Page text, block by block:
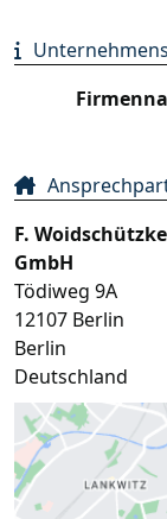
F.
GmbH
Tödiweg 9A
12107 Berlin
Berlin
Deutschland